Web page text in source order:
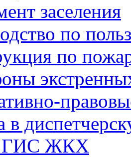
заселения
по
по
в
ГИС ЖКХ